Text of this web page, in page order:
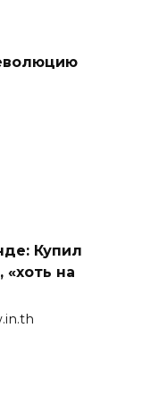
Купил
«хоть на